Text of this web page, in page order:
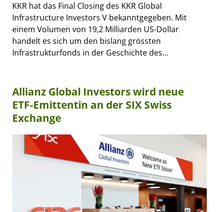
KKR hat das Final Closing des KKR Global
Infrastructure Investors V bekanntgegeben. Mit
einem Volumen von 19,2 Milliarden US-Dollar
handelt es sich um den bislang grössten
Infrastrukturfonds in der Geschichte des...
Allianz Global Investors wird neue
ETF-Emittentin an der SIX Swiss
Exchange